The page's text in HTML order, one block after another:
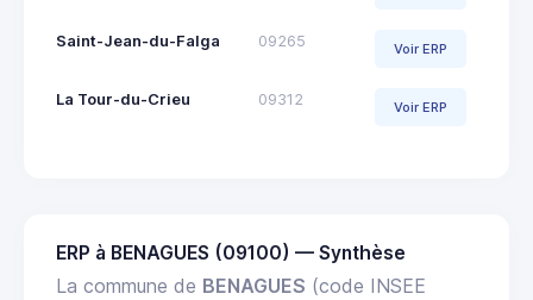
Saint-Jean-du-Falga 09265 Voir ERP
La Tour-du-Crieu 09312 Voir ERP
ERP à BENAGUES (09100) — Synthèse
La commune de BENAGUES (code INSEE